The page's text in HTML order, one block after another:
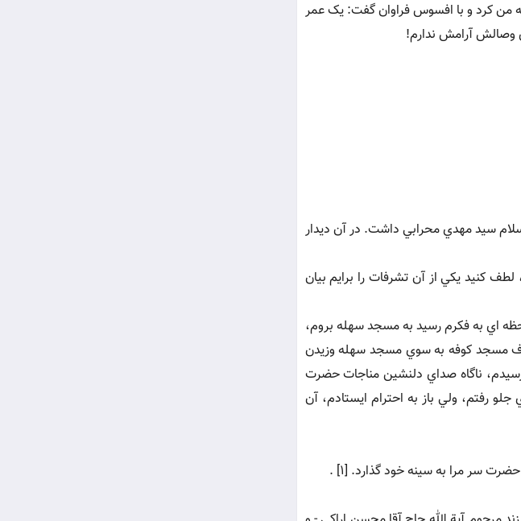
من کرد و با افسوس فراوان گفت: يک عمر
وصالش آرامش ندارم!
سيد مهدي محرابي داشت. در آن ديدار
کنيد يکي از آن تشرفات را برايم بيان
اي به فکرم رسيد به مسجد سهله بروم،
مسجد کوفه به سوي مسجد سهله وزيدن
ناگاه صداي دلنشين مناجات حضرت
رفتم، ولي باز به احترام ايستادم، آن
سر مرا به سينه خود گذارد. [1] .